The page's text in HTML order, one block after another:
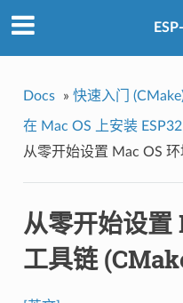
Docs » 快速入门
在 Mac OS 上安装
从零开始设置 Mac OS
从零开始设置
工具链